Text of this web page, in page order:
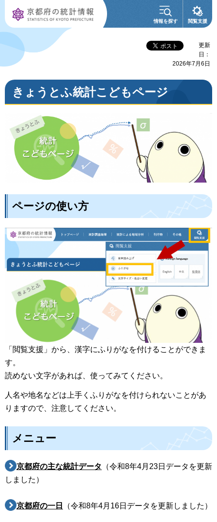
京都府の統計情
報
情報を探す 閲覧支援
更新
日：
2026年7月6日
きょうとふ統計こどもページ
ページの使い方
「閲覧支援」から、漢字にふりがなを付けることができま
す。
読めない文字があれば、使ってみてください。
人名や地名などは上手くふりがなを付けられないことがあ
りますので、注意してください。
メニュー
京都府の主な統計データ
（令和8年4月23日データを更新
しました）
京都府の一日 （令和8年4月16日データを更新しました）